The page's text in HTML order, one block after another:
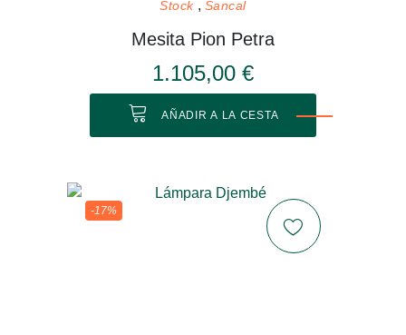
Stock Sancal
Mesita Pion Petra
1.105,00 €
AÑADIR A LA CESTA
-17%